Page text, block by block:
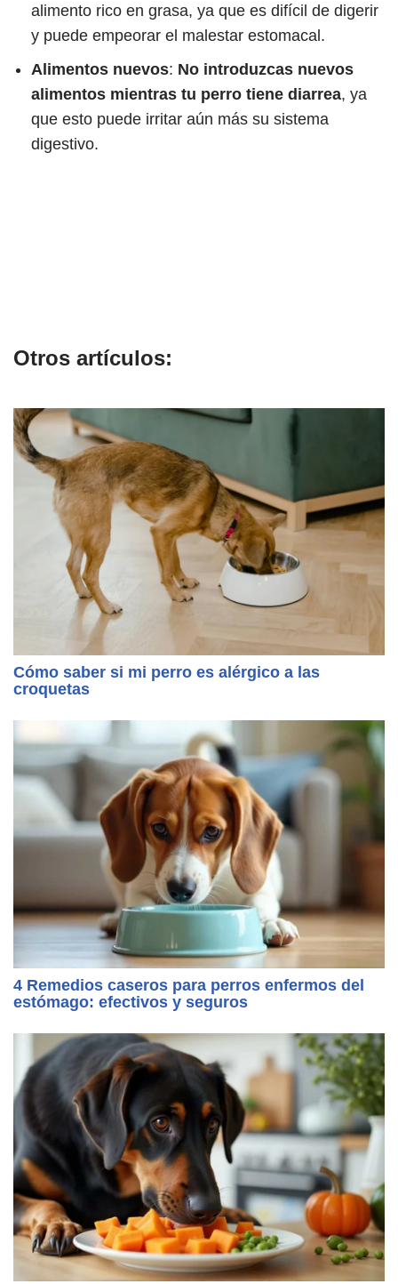
alimento rico en grasa, ya que es difícil de digerir
y puede empeorar el malestar estomacal.
Alimentos nuevos: No introduzcas nuevos
alimentos mientras tu perro tiene diarrea, ya
que esto puede irritar aún más su sistema
digestivo.
Otros artículos:
Cómo saber si mi perro es alérgico a las
croquetas
4 Remedios caseros para perros enfermos del
estómago: efectivos y seguros